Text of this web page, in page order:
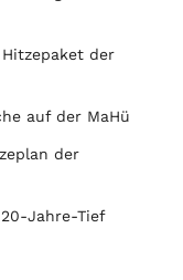
der
auf der MaHü
der
Jahre-Tief